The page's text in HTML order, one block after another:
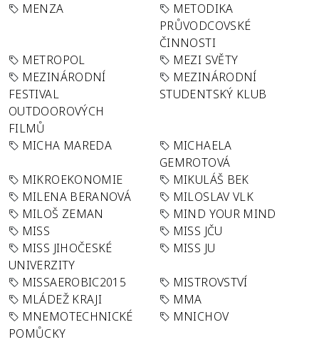
MENZA
METODIKA
PRŮVODCOVSKÉ
ČINNOSTI
METROPOL
MEZI SVĚTY
MEZINÁRODNÍ
FESTIVAL
OUTDOOROVÝCH
FILMŮ
MEZINÁRODNÍ
STUDENTSKÝ KLUB
MICHA MAREDA
MICHAELA
GEMROTOVÁ
MIKROEKONOMIE
MIKULÁŠ BEK
MILENA BERANOVÁ
MILOSLAV VLK
MILOŠ ZEMAN
MIND YOUR MIND
MISS
MISS JČU
MISS JIHOČESKÉ
UNIVERZITY
MISS JU
MISSAEROBIC2015
MISTROVSTVÍ
MLÁDEŽ KRAJI
MMA
MNEMOTECHNICKÉ
POMŮCKY
MNICHOV